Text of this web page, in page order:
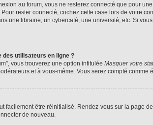
au forum, vous ne resterez connecté que pour
rester connecté, cochez cette case lors de votre
une librairie, un cybercafé, une université, etc. Si
des utilisateurs en ligne ?
vous trouverez une option intitulée Masquer votre
et à vous-même. Vous serez compté comme
facilement être réinitialisé. Rendez-vous sur la page
de nouveau.